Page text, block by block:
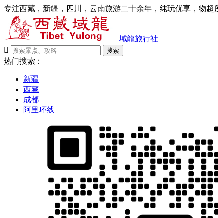
专注西藏，新疆，四川，云南旅游二十余年，纯玩优享，物超
域龍旅行社

搜索
热门搜索：
新疆
西藏
成都
阿里环线